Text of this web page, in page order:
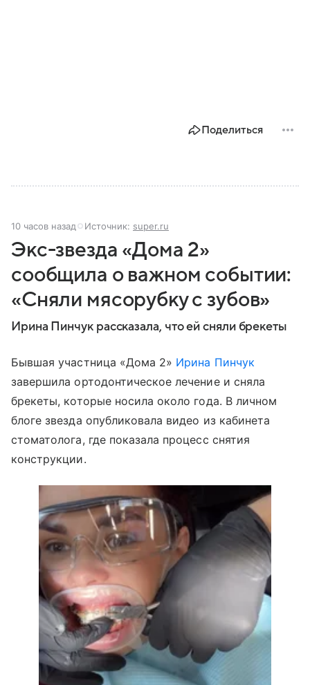
Поделиться
10 часов назад Источник: super.ru
Экс-звезда «Дома 2»
сообщила о важном событии:
«Сняли мясорубку с зубов»
Ирина Пинчук рассказала, что ей сняли брекеты
Бывшая участница «Дома 2» Ирина Пинчук
завершила ортодонтическое лечение и сняла
брекеты, которые носила около года. В личном
блоге звезда опубликовала видео из кабинета
стоматолога, где показала процесс снятия
конструкции.